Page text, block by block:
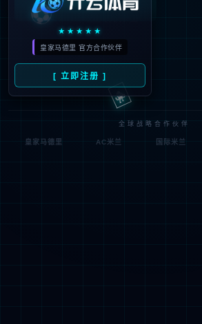
可能原因：网址有错误 >请检查地址是否
网址已失效 >可能页面已删除，活动已下
返回首页